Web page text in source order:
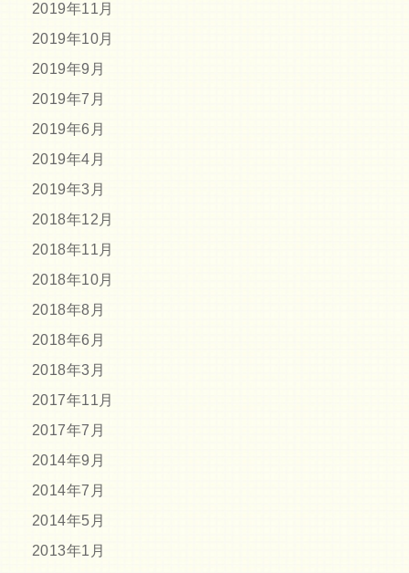
2019年11月
2019年10月
2019年9月
2019年7月
2019年6月
2019年4月
2019年3月
2018年12月
2018年11月
2018年10月
2018年8月
2018年6月
2018年3月
2017年11月
2017年7月
2014年9月
2014年7月
2014年5月
2013年1月